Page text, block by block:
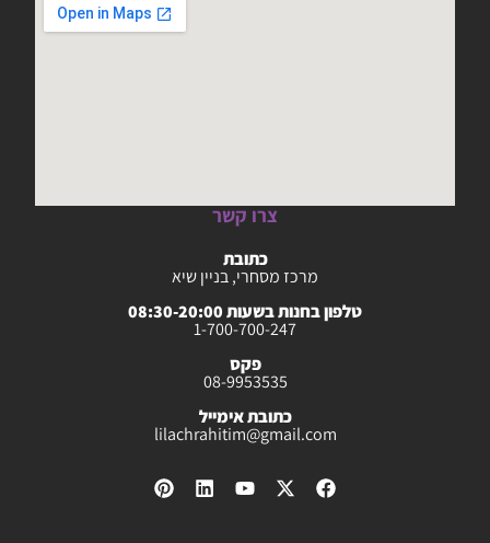
צרו קשר
כתובת
מרכז מסחרי, בניין שיא
טלפון בחנות בשעות 08:30-20:00
1-700-700-247
פקס
08-9953535
כתובת אימייל
lilachrahitim@gmail.com